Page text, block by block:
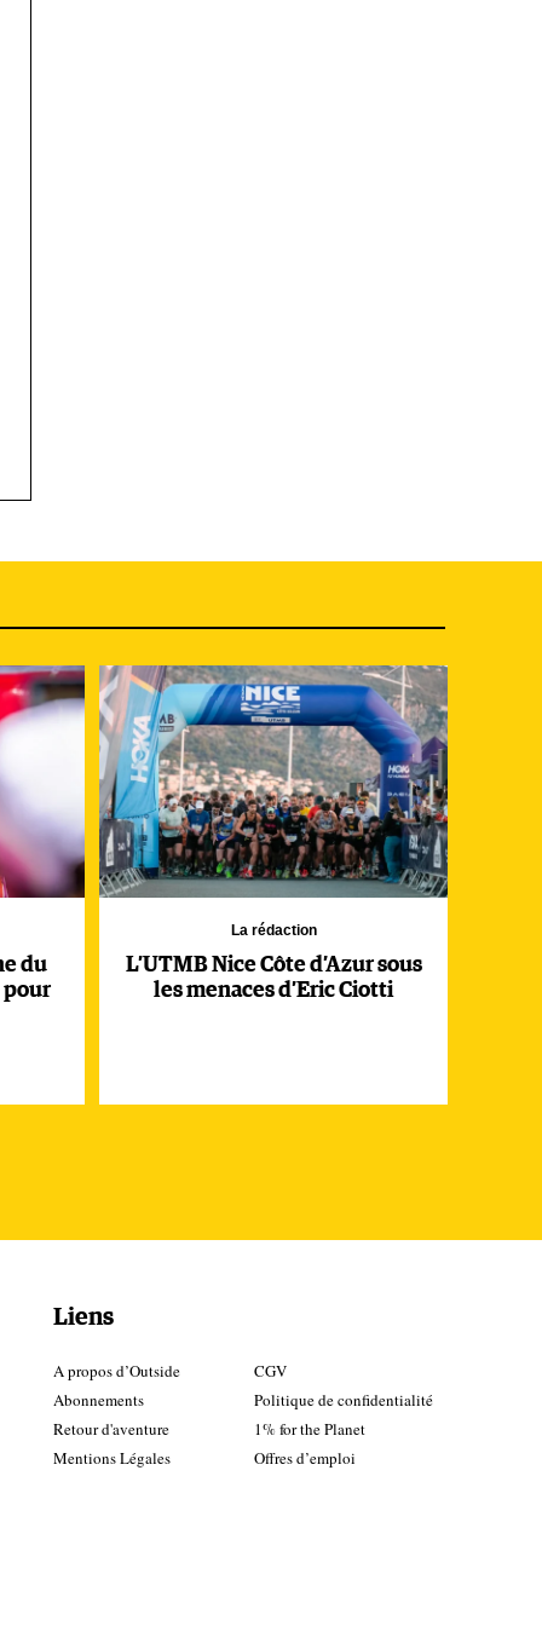
il
du
pour
La rédaction
L’UTMB Nice Côte d’Azur sous
les menaces d’Eric Ciotti
Liens
A propos d’Outside
Abonnements
Retour d'aventure
Mentions Légales
CGV
Politique de confidentialité
1% for the Planet
Offres d’emploi